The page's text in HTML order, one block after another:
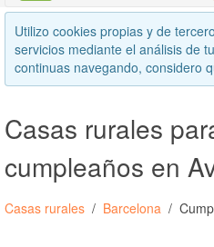
Utilizo cookies propias y de
servicios mediante el análisis de
continuas navegando, considero
Casas rurales
cumpleaños en
Casas rurales Barcelona